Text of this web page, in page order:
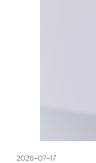
2026-07-17